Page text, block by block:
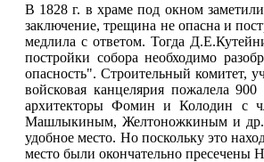
В 1828 г. в храме под окном
заключение, трещина не опасна и
медлила с ответом. Тогда
постройки собора необходимо
опасность". Строительный комитет,
войсковая канцелярия пожалела
архитекторы Фомин и Колодин с
Машлыкиным, Желтоножкиным и др.
удобное место. Но поскольку это
место были окончательно пресечены